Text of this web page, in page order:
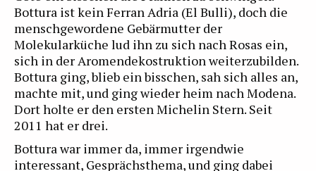
Bottura ist kein Ferran Adria (El Bulli), doch die
menschgewordene Gebärmutter der
Molekularküche lud ihn zu sich nach Rosas ein,
sich in der Aromendekostruktion weiterzubilden.
Bottura ging, blieb ein bisschen, sah sich alles an,
machte mit, und ging wieder heim nach Modena.
Dort holte er den ersten Michelin Stern. Seit
2011 hat er drei.
Bottura war immer da, immer irgendwie
interessant, Gesprächsthema, und ging dabei